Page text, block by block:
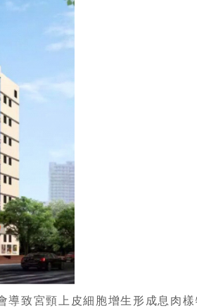
致宮頸上皮細胞增生形成息肉